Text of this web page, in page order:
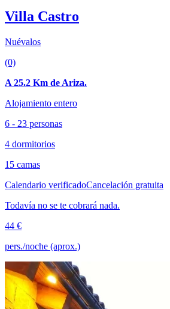
Villa Castro
Nuévalos
(0)
A 25.2 Km de Ariza.
Alojamiento entero
6 - 23 personas
4 dormitorios
15 camas
Calendario verificadoCancelación gratuita
Todavía no se te cobrará nada.
44 €
pers./noche (aprox.)